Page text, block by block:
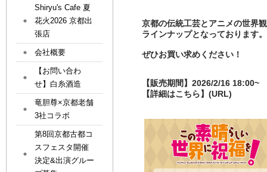
京都の伝統工芸とアニメの世界
ラインナップとなっております。
ぜひお買い求めください！
【販売期間】2026/2/16 18:00~
【詳細はこちら】(URL)
Shiryu's Cafe 夏
花火2026 京都出
張店
会社概要
【お問い合わ
せ】白糸酒造
竜胆尊×京都老舗
3社コラボ
第8回京都古都コ
スフェスタ開催
決定&出演グルー